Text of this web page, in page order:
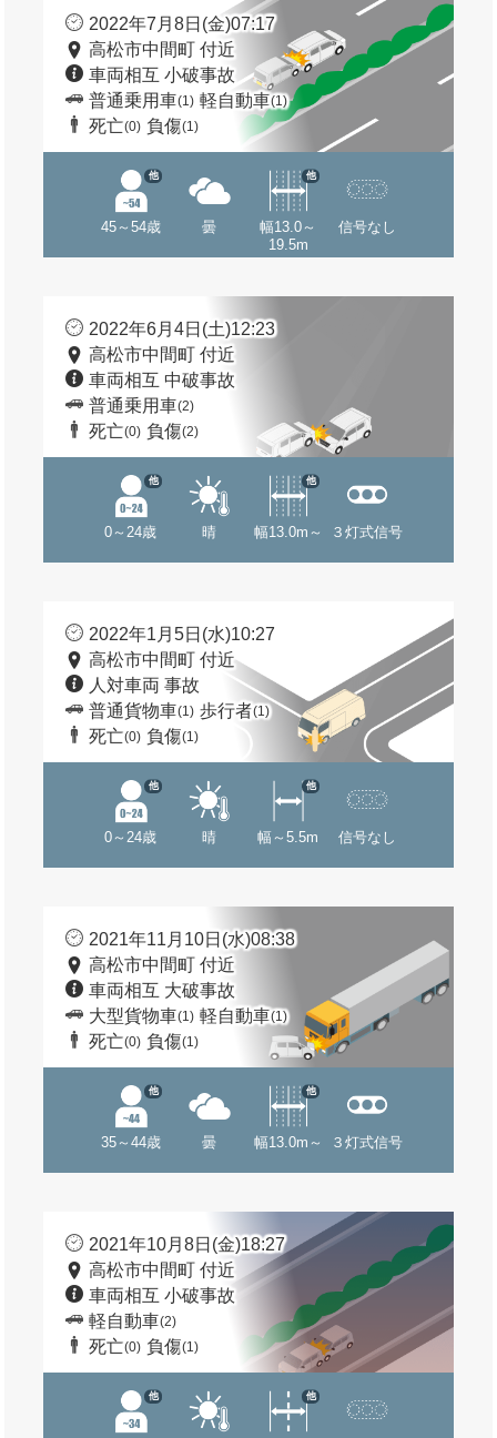
2022年7月8日(金)07:17
高松市中間町 付近
車両相互 小破事故
普通乗用車(1) 軽自動車(1)
死亡(0) 負傷(1)
45～54歳
他
曇
幅13.0～
19.5m
他
信号なし
2022年6月4日(土)12:23
高松市中間町 付近
車両相互 中破事故
普通乗用車(2)
死亡(0) 負傷(2)
0～24歳
他
晴 幅13.0m～
他
３灯式信号
2022年1月5日(水)10:27
高松市中間町 付近
人対車両 事故
普通貨物車(1) 歩行者(1)
死亡(0) 負傷(1)
0～24歳
他
晴 幅～5.5m
他
信号なし
2021年11月10日(水)08:38
高松市中間町 付近
車両相互 大破事故
大型貨物車(1) 軽自動車(1)
死亡(0) 負傷(1)
35～44歳
他
曇 幅13.0m～
他
３灯式信号
2021年10月8日(金)18:27
高松市中間町 付近
車両相互 小破事故
軽自動車(2)
死亡(0) 負傷(1)
他 他